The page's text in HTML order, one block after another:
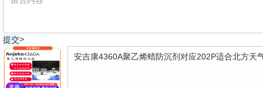
>
安吉康4360A聚乙烯蜡防沉剂对应202P适合北方天